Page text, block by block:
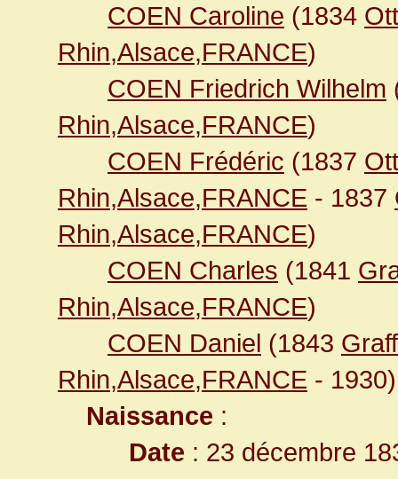
COEN Caroline (1834
Rhin,Alsace,FRANCE)
COEN Friedrich Wilhelm
Rhin,Alsace,FRANCE)
COEN Frédéric (1837
Rhin,Alsace,FRANCE - 1837
Rhin,Alsace,FRANCE)
COEN Charles (1841
Rhin,Alsace,FRANCE)
COEN Daniel (1843
Rhin,Alsace,FRANCE - 1930)
Naissance :
Date : 23 décembre